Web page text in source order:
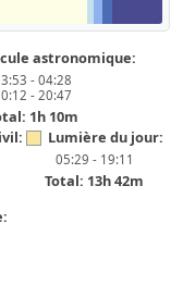
astronomique:
- 04:28
- 20:47
1h 10m
Lumière du jour:
05:29 - 19:11
Total: 13h 42m